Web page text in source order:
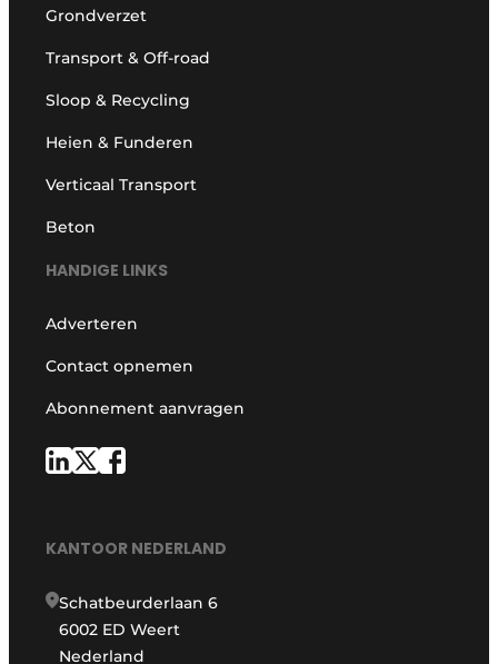
Grondverzet
Transport & Off-road
Sloop & Recycling
Heien & Funderen
Verticaal Transport
Beton
HANDIGE LINKS
Adverteren
Contact opnemen
Abonnement aanvragen
KANTOOR NEDERLAND
Schatbeurderlaan 6
6002 ED Weert
Nederland